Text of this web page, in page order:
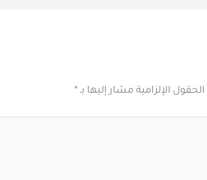
الحقول الإلزامية مشار إليها بـ *